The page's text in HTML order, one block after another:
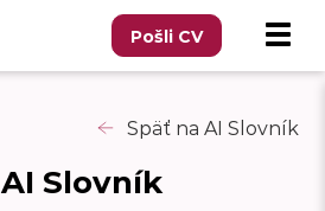
Pošli CV
Späť na AI Slovník
AI Slovník